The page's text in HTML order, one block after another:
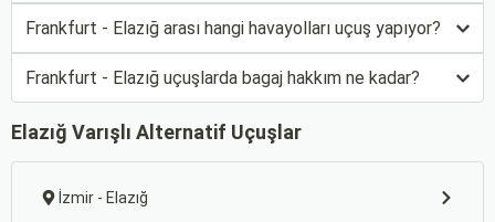
Frankfurt - Elazığ arası hangi havayolları uçuş yapıyor?
Frankfurt - Elazığ uçuşlarda bagaj hakkım ne kadar?
Elazığ Varışlı Alternatif Uçuşlar
İzmir - Elazığ